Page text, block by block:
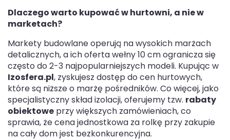
Dlaczego warto kupować w hurtowni, a nie w
marketach?
Markety budowlane operują na wysokich marżach
detalicznych, a ich oferta wełny 10 cm ogranicza się
często do 2-3 najpopularniejszych modeli. Kupując w
Izosfera.pl, zyskujesz dostęp do cen hurtowych,
które są niższe o marżę pośredników. Co więcej, jako
specjalistyczny skład izolacji, oferujemy tzw. rabaty
obiektowe przy większych zamówieniach, co
sprawia, że cena jednostkowa za rolkę przy zakupie
na cały dom jest bezkonkurencyjna.